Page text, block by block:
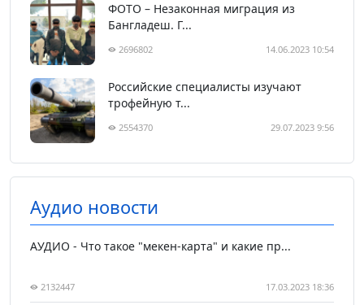
ФОТО – Незаконная миграция из
Бангладеш. Г...
2696802 14.06.2023 10:54
Российские специалисты изучают
трофейную т...
2554370 29.07.2023 9:56
Аудио новости
АУДИО - Что такое "мекен-карта" и какие пр...
2132447 17.03.2023 18:36